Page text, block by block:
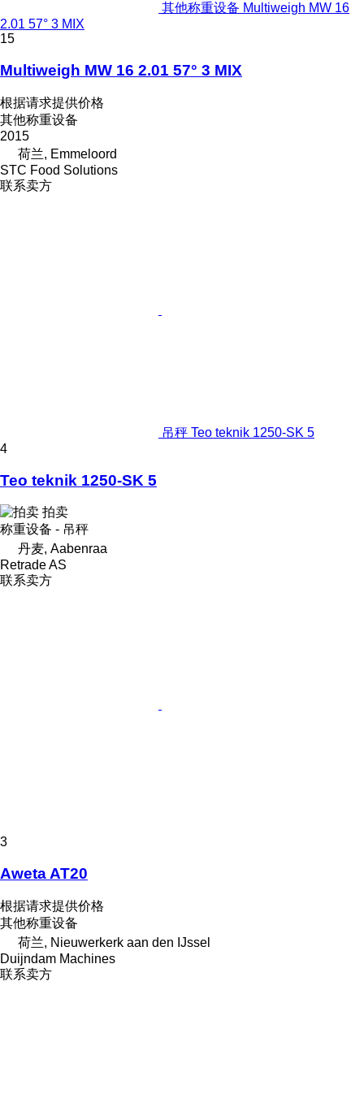
其他称重设备 Multiweigh MW 16
2.01 57° 3 MIX
15
Multiweigh MW 16 2.01 57° 3 MIX
根据请求提供价格
其他称重设备
2015
荷兰, Emmeloord
STC Food Solutions
联系卖方
吊秤 Teo teknik 1250-SK 5
4
Teo teknik 1250-SK 5
拍卖
称重设备 - 吊秤
丹麦, Aabenraa
Retrade AS
联系卖方
3
Aweta AT20
根据请求提供价格
其他称重设备
荷兰, Nieuwerkerk aan den IJssel
Duijndam Machines
联系卖方